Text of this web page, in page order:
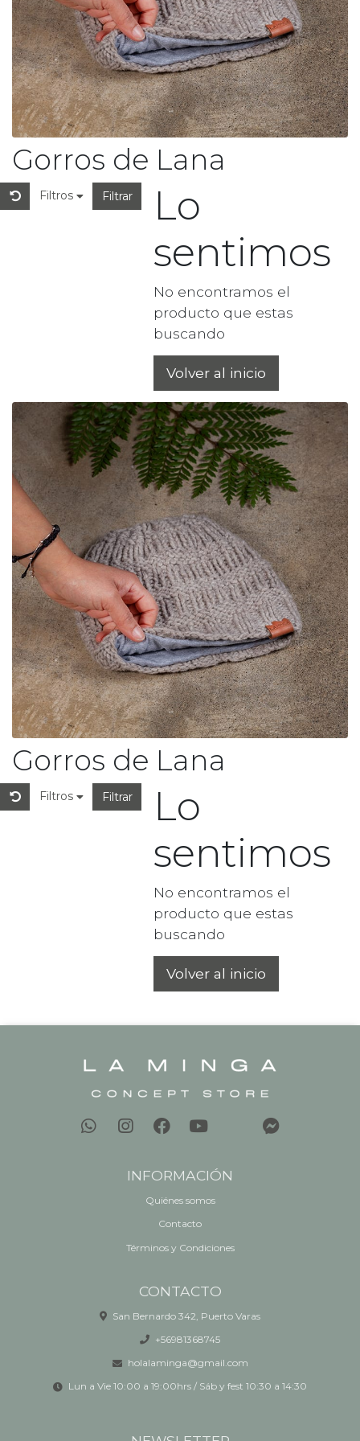
Gorros de Lana
Filtros Filtrar
Lo
sentimos
No encontramos el
producto que estas
buscando
Volver al inicio
Gorros de Lana
Filtros Filtrar
Lo
sentimos
No encontramos el
producto que estas
buscando
Volver al inicio
INFORMACIÓN
Quiénes somos
Contacto
Términos y Condiciones
CONTACTO
San Bernardo 342, Puerto Varas
+56981368745
holalaminga@gmail.com
Lun a Vie 10:00 a 19:00hrs / Sáb y fest 10:30 a 14:30